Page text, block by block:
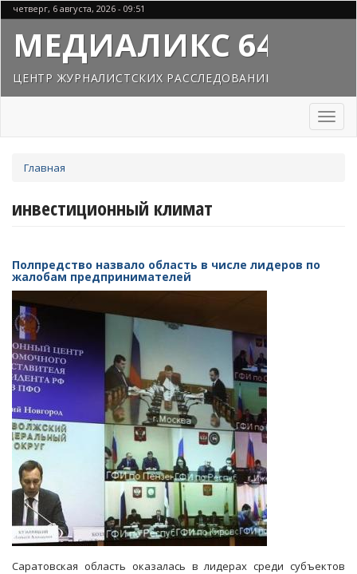
Перейти
к
основному
содержанию
четверг, 6 августа, 2026 - 09:51
МЕДИАЛИКС 64
ЦЕНТР ЖУРНАЛИСТСКИХ РАССЛЕДОВАНИЙ
Toggle
здесь
Главная
инвестиционный климат
Полпредство назвало область в числе лидеров по
жалобам предпринимателей
Саратовская область оказалась в лидерах среди субъектов